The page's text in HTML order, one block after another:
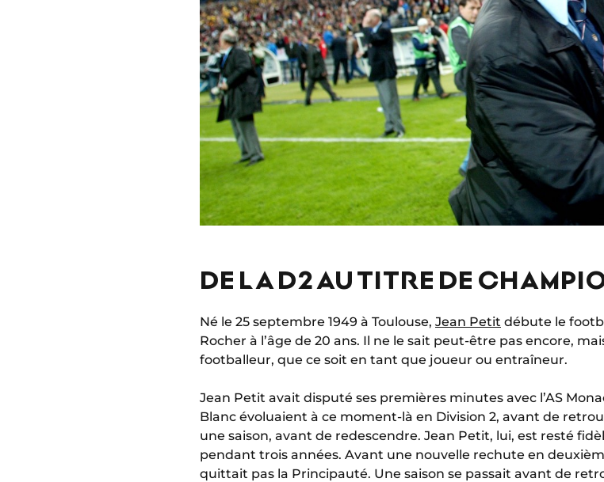
DE LA D2 AU TITRE DE
Né le 25 septembre 1949 à Toulouse, Jean Petit débute le
Rocher à l’âge de 20 ans. Il ne le sait peut-être pas encore,
footballeur, que ce soit en tant que joueur ou entraîneur.
Jean Petit avait disputé ses premières minutes avec l’AS
Blanc évoluaient à ce moment-là en Division 2, avant de
une saison, avant de redescendre. Jean Petit, lui, est resté
pendant trois années. Avant une nouvelle rechute en
quittait pas la Principauté. Une saison se passait avant de